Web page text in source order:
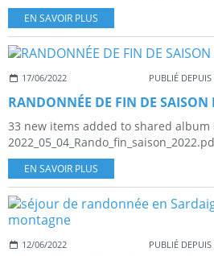
EN SAVOIR PLUS
17/06/2022 PUBLIÉ
RANDONNÉE DE FIN DE SAISON
33 new items added to shared album
EN SAVOIR PLUS
12/06/2022 PUBLIÉ